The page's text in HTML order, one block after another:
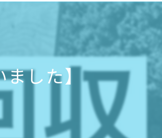
敷
ました】